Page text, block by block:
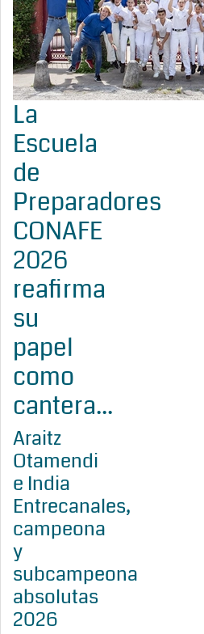
La
Escuela
de
Preparadores
CONAFE
2026
reafirma
su
papel
como
cantera...
Araitz
Otamendi
e India
Entrecanales,
campeona
y
subcampeona
absolutas
2026